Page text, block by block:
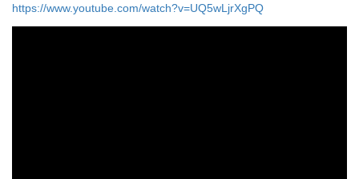
https://www.youtube.com/watch?v=UQ5wLjrXgPQ